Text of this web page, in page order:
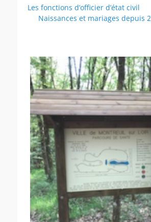
Les fonctions d’officier d’état civil
Naissances et mariages depuis